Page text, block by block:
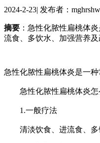
2024-2-23| 发布者：mghrshw
摘要 ：急性化脓性扁桃
流食、多饮水、加强营养
急性化脓性扁桃体炎是一
急性化脓性扁桃体炎怎
1.一般疗法
清淡饮食、进流食、多饮